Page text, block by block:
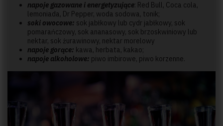
napoje gazowane i energetyzujące: Red Bull, Coca cola,
lemoniada, Dr Pepper, woda sodowa, tonik;
soki owocowe: sok jabłkowy lub cydr jabłkowy, sok
pomarańczowy, sok ananasowy, sok brzoskwiniowy lub
nektar, sok żurawinowy, nektar morelowy
napoje gorące: kawa, herbata, kakao;
napoje alkoholowe: piwo imbirowe, piwo korzenne.